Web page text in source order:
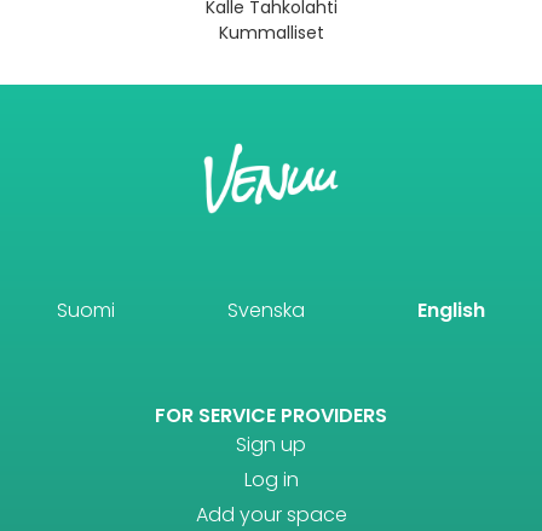
Kalle Tahkolahti
Kummalliset
Suomi Svenska English
FOR SERVICE PROVIDERS
Sign up
Log in
Add your space